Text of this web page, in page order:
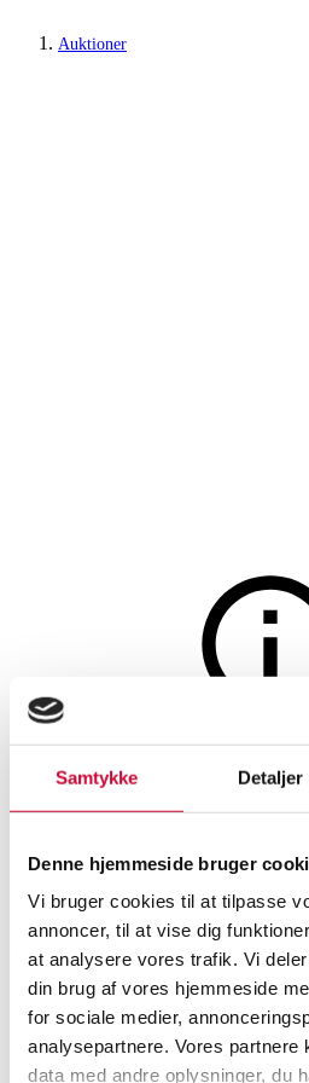
Samtykke Detaljer
Denne hjemmeside bruger
Vi bruger cookies til at tilpasse
annoncer, til at vise dig
at analysere vores trafik. Vi
din brug af vores hjemmeside
for sociale medier,
analysepartnere. Vores partnere
data med andre oplysninger, du
Auktioner
Hifi, stereoanlæg
Auktionen er
Sony
1.300
Momsvare
Beskrivelse